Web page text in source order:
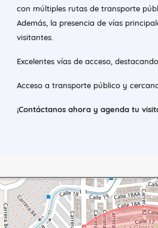
con múltiples rutas de transporte
Además, la presencia de vías
visitantes.
Excelentes vías de acceso,
Acceso a transporte público y
¡Contáctanos ahora y agenda tu